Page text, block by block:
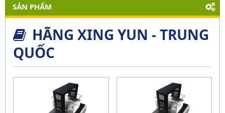
SẢN PHẨM
HÃNG XING YUN - TRUNG
QUỐC